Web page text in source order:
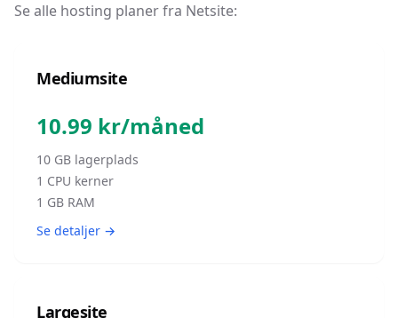
Se alle hosting planer fra Netsite:
Mediumsite
10.99 kr/måned
10 GB lagerplads
1 CPU kerner
1 GB RAM
Se detaljer →
Largesite